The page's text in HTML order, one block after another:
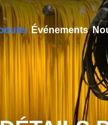
Événements